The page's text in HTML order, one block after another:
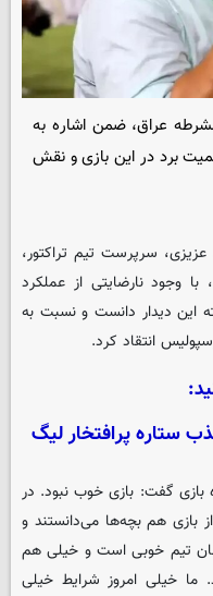
عراق، ضمن اشاره به
برد در این بازی و نقش
عزیزی، سرپرست تیم تراکتور،
وجود نارضایتی از عملکرد
این دیدار دانست و نسبت به
انتقاد کرد.
ستاره پرافتخار لیگ
بازی گفت: بازی خوب نبود. در
بازی هم بچه‌ها می‌دانستند و
تیم خوبی است و خیلی هم
خیلی امروز شرایط خیلی